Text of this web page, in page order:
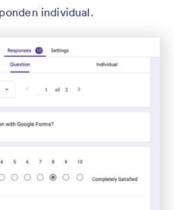
individual.